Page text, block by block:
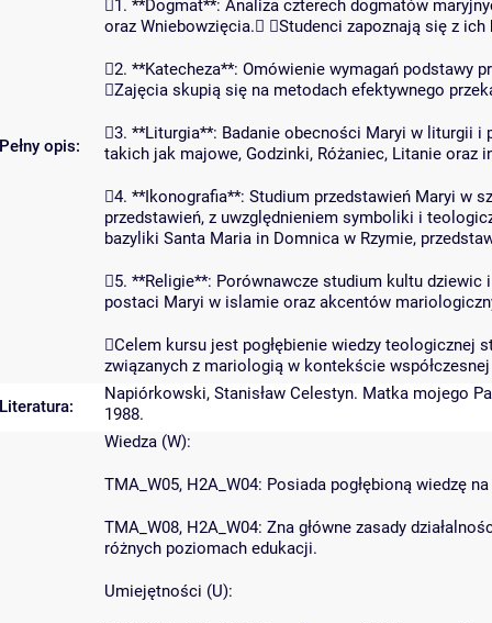
Pełny opis:
1. **Dogmat**: Analiza czterech dogmatów
oraz Wniebowzięcia. Studenci zapoznają się z
2. **Katecheza**: Omówienie wymagań podstawy
Zajęcia skupią się na metodach efektywnego
3. **Liturgia**: Badanie obecności Maryi w liturgii i
takich jak majowe, Godzinki, Różaniec, Litanie oraz
4. **Ikonografia**: Studium przedstawień Maryi w
przedstawień, z uwzględnieniem symboliki i
bazyliki Santa Maria in Domnica w Rzymie,
5. **Religie**: Porównawcze studium kultu
postaci Maryi w islamie oraz akcentów
Celem kursu jest pogłębienie wiedzy teologicznej
związanych z mariologią w kontekście
Literatura:
Napiórkowski, Stanisław Celestyn. Matka mojego
1988.
Wiedza (W):
TMA_W05, H2A_W04: Posiada pogłębioną wiedzę
TMA_W08, H2A_W04: Zna główne zasady
różnych poziomach edukacji.
Umiejętności (U):